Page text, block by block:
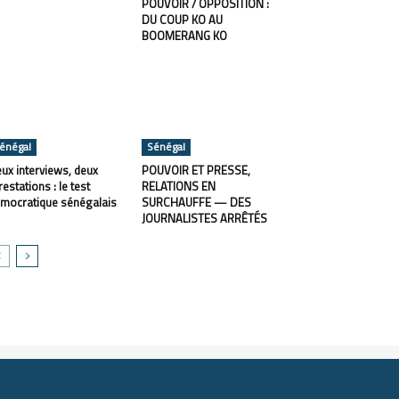
POUVOIR / OPPOSITION :
DU COUP KO AU
BOOMERANG KO
interviews, deux
: le test
sénégalais
Sénégal
POUVOIR ET PRESSE,
RELATIONS EN
SURCHAUFFE — DES
JOURNALISTES ARRÊTÉS